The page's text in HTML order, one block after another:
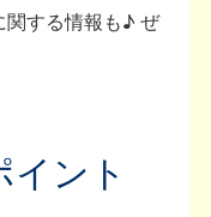
関する情報も♪ ぜ
ント